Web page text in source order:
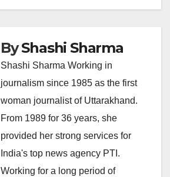
ByShashi Sharma
Shashi Sharma Working in
journalism since 1985 as the first
woman journalist of Uttarakhand.
From 1989 for 36 years, she
provided her strong services for
India's top news agency PTI.
Working for a long period of